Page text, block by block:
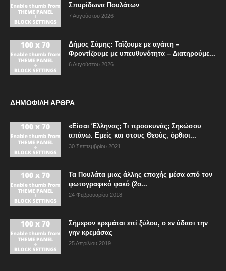
Σπυρίδωνα Πουλάτων
7 Αυγούστου 2026
Δήμος Σάμης: Ταΐζουμε με αγάπη –
Φροντίζουμε με υπευθυνότητα – Διατηρούμε...
6 Αυγούστου 2026
ΔΗΜΟΦΙΛΗ ΑΡΘΡΑ
«Είσαι Έλληνας; Τι προσκυνάς; Σηκώσου
απάνω. Εμείς και στους Θεούς, όρθιοι...
30 Σεπτεμβρίου 2021
Τα Πουλάτα μιας άλλης εποχής μέσα από τον
φωτογραφικό φακό (2ο...
24 Φεβρουαρίου 2018
Σήμερον κρεμάται επί ξύλου, ο εν ύδασι την
γην κρεμάσας
25 Απριλίου 2019